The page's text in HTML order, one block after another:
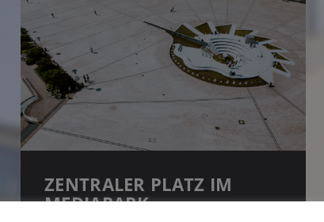
ZENTRALER PLATZ IM
MEDIAPARK